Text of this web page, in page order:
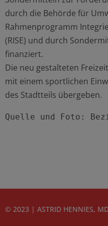
durch die Behörde für
Rahmenprogramm
(RISE) und durch
finanziert.
Die neu gestalteten
mit einem sportlichen
des Stadtteils übergeben.
Quelle und Foto:
© 2023 | ASTRID HENNIES,